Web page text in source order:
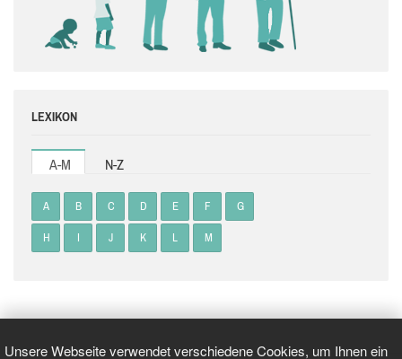
Unsere Webseite verwendet verschiedene Cookies, um Ihnen ein
LEXIKON
A-M N-Z
A B C D E F G
H I J K L M